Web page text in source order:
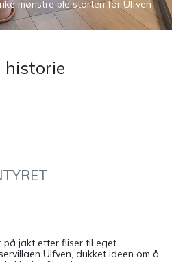
mønstre ble starten for Ulfven
historie
på jakt etter fliser til eget
Ulfven, dukket ideen om å